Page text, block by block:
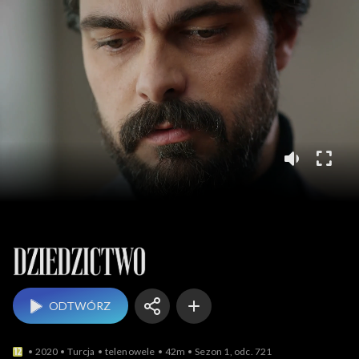
Dziedzictwo
ODTWÓRZ
2020 Turcja telenowele 42m Sezon 1, odc. 721